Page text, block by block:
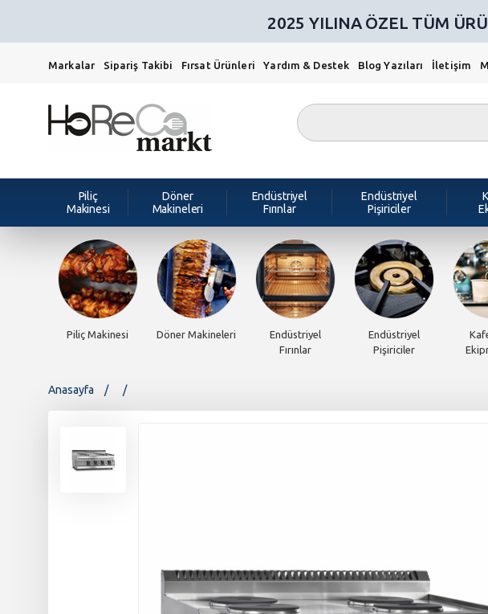
2025 YILINA ÖZEL TÜM
Markalar Sipariş Takibi Fırsat Ürünleri Yardım & Destek Blog Yazıları İletişim
Piliç
Makinesi
Döner
Makineleri
Endüstriyel
Fırınlar
Endüstriyel
Pişiriciler
Piliç Makinesi Döner Makineleri
Endüstriyel
Fırınlar
Endüstriyel
Pişiriciler
Anasayfa